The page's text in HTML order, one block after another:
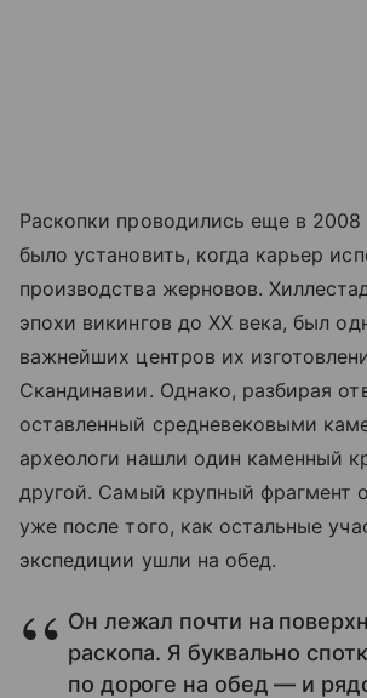
Раскопки проводились еще в 2008
было установить, когда карьер
производства жерновов.
эпохи викингов до XX века, был
важнейших центров их
Скандинавии. Однако, разбирая
оставленный средневековыми
археологи нашли один каменный
другой. Самый крупный фрагмент
уже после того, как остальные
экспедиции ушли на обед.
Он лежал почти на
раскопа. Я буквально
по дороге на обед — и